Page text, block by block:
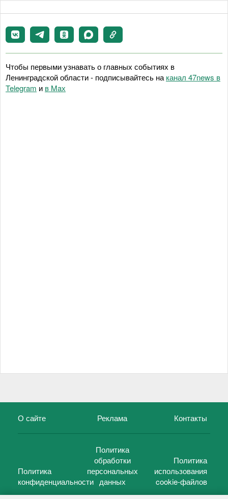
Чтобы первыми узнавать о главных событиях в
Ленинградской области - подписывайтесь на канал 47news в
Telegram и в Maх
О сайте Реклама Контакты
Политика
конфиденциальности
Политика
обработки
персональных
данных
Политика
использования
cookie-файлов